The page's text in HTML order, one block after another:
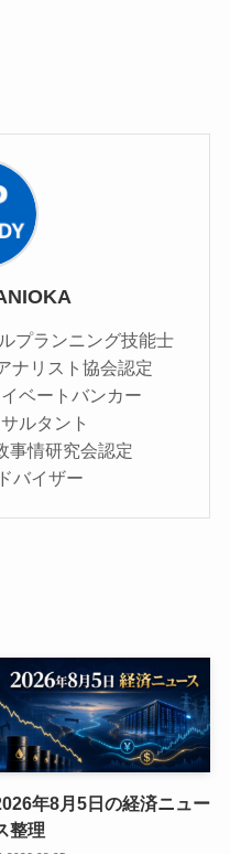
プランニング技能士
ナリスト協会認定
ベートバンカー
ルタント
事情研究会認定
バイザー
年8月5日の経済ニュー
整理